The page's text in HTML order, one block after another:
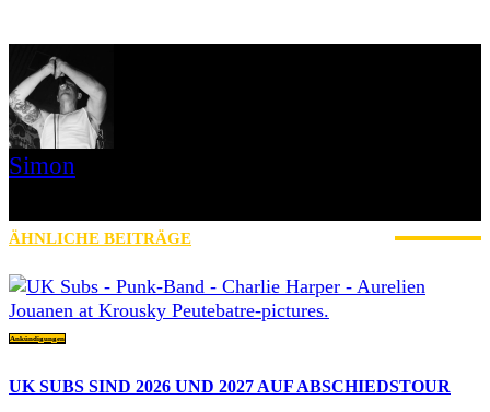
Simon
ÄHNLICHE BEITRÄGE
Ankündigungen
UK SUBS SIND 2026 UND 2027 AUF ABSCHIEDSTOUR